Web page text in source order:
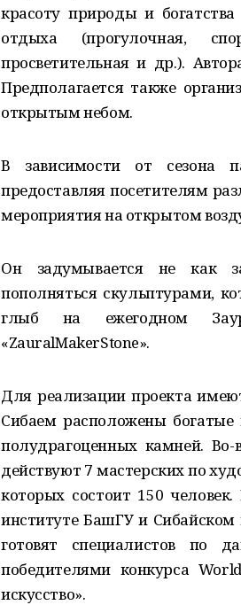
красоту природы и
отдыха (прогулочная,
просветительная и др.).
Предполагается также
открытым небом.
В зависимости от сезона
предоставляя посетителям
мероприятия на открытом
Он задумывается не как
пополняться скульптурами,
глыб на ежегодном
«ZauralMakerStone».
Для реализации проекта
Сибаем расположены
полудрагоценных камней. Во-
действуют 7 мастерских по
которых состоит 150
институте БашГУ и
готовят специалистов по
победителями конкурса
искусство».